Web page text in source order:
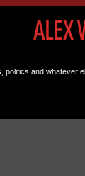
and whatever